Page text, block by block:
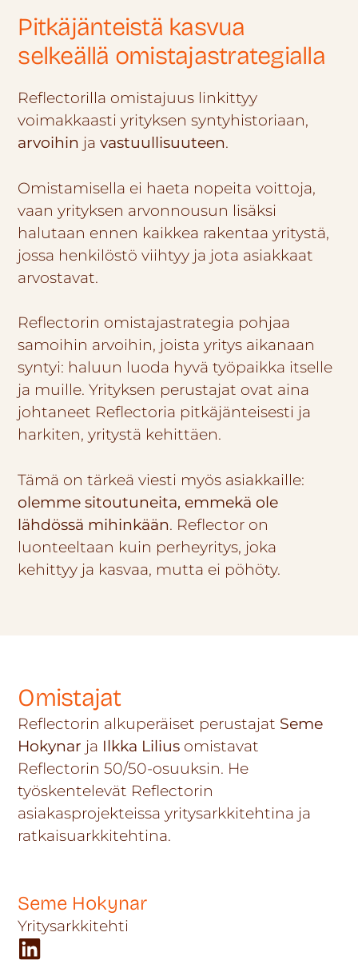
Pitkäjänteistä kasvua
selkeällä omistajastrategialla
Reflectorilla omistajuus linkittyy
voimakkaasti yrityksen syntyhistoriaan,
arvoihin javastuullisuuteen.
Omistamisella ei haeta nopeita voittoja,
vaan yrityksen arvonnousun lisäksi
halutaan ennen kaikkea rakentaa yritystä,
jossa henkilöstö viihtyy ja jota asiakkaat
arvostavat.
Reflectorin omistajastrategia pohjaa
samoihin arvoihin, joista yritys aikanaan
syntyi: haluun luoda hyvä työpaikka itselle
ja muille. Yrityksen perustajat ovat aina
johtaneet Reflectoria pitkäjänteisesti ja
harkiten, yritystä kehittäen.
Tämä on tärkeä viesti myös asiakkaille:
olemme sitoutuneita, emmekä ole
lähdössä mihinkään. Reflector on
luonteeltaan kuin perheyritys, joka
kehittyy ja kasvaa, mutta ei pöhöty.
Omistajat
Reflectorin alkuperäiset perustajat Seme
Hokynar ja Ilkka Lilius omistavat
Reflectorin 50/50-osuuksin. He
työskentelevät Reflectorin
asiakasprojekteissa yritysarkkitehtina ja
ratkaisuarkkitehtina.
Seme Hokynar
Yritysarkkitehti